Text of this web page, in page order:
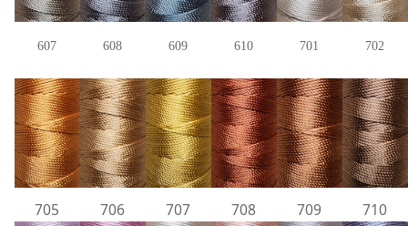
607 608 609 610 701 702
705 706 707 708 709 710